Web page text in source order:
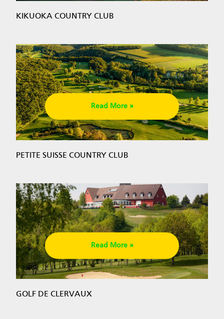
KIKUOKA COUNTRY CLUB
PETITE SUISSE COUNTRY CLUB
Read More »
GOLF DE CLERVAUX
Read More »